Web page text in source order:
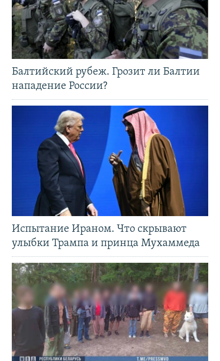
Балтийский рубеж. Грозит ли Балтии
нападение России?
Испытание Ираном. Что скрывают
улыбки Трампа и принца Мухаммеда